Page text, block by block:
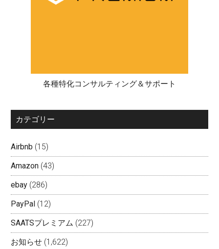
各種特化コンサルティング＆サポート
カテゴリー
Airbnb (15)
Amazon (43)
ebay (286)
PayPal (12)
SAATSプレミアム (227)
お知らせ (1,622)